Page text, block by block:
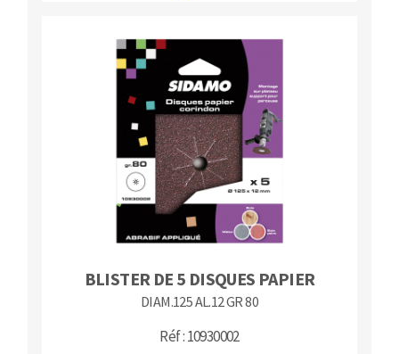
BLISTER DE 5 DISQUES PAPIER
DIAM.125 AL.12 GR 80
Réf : 10930002